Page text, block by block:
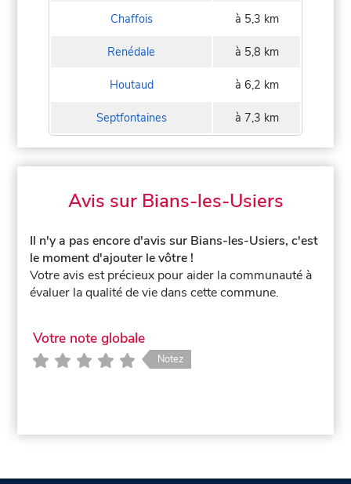
Chaffois à 5,3 km
Renédale à 5,8 km
Houtaud à 6,2 km
Septfontaines à 7,3 km
Avis sur Bians-les-Usiers
Il n'y a pas encore d'avis sur Bians-les-Usiers, c'est
le moment d'ajouter le vôtre !
Votre avis est précieux pour aider la communauté à
évaluer la qualité de vie dans cette commune.
Votre note globale
Notez